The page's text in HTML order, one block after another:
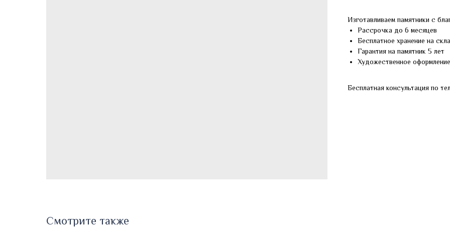
Изготавливаем памятники с
Рассрочка до 6 месяцев
Бесплатное хранение на
Гарантия на памятник 5 лет
Художественное оформление
Бесплатная консультация по
Смотрите также